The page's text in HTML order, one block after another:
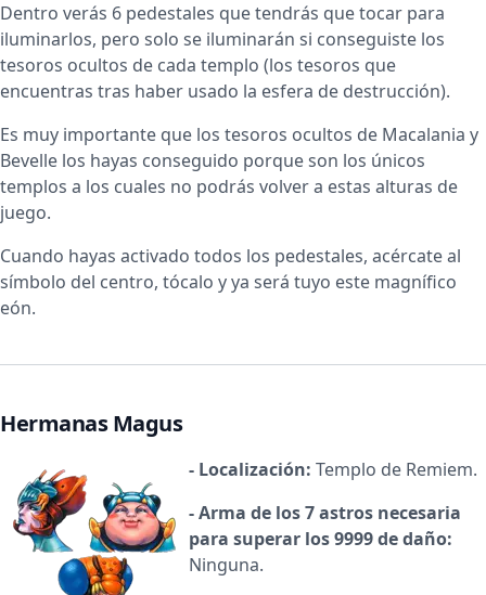
Dentro verás 6 pedestales que tendrás que tocar para
iluminarlos, pero solo se iluminarán si conseguiste los
tesoros ocultos de cada templo (los tesoros que
encuentras tras haber usado la esfera de destrucción).
Es muy importante que los tesoros ocultos de Macalania y
Bevelle los hayas conseguido porque son los únicos
templos a los cuales no podrás volver a estas alturas de
juego.
Cuando hayas activado todos los pedestales, acércate al
símbolo del centro, tócalo y ya será tuyo este magnífico
eón.
Hermanas Magus
- Localización: Templo de Remiem.
- Arma de los 7 astros necesaria
para superar los 9999 de daño:
Ninguna.